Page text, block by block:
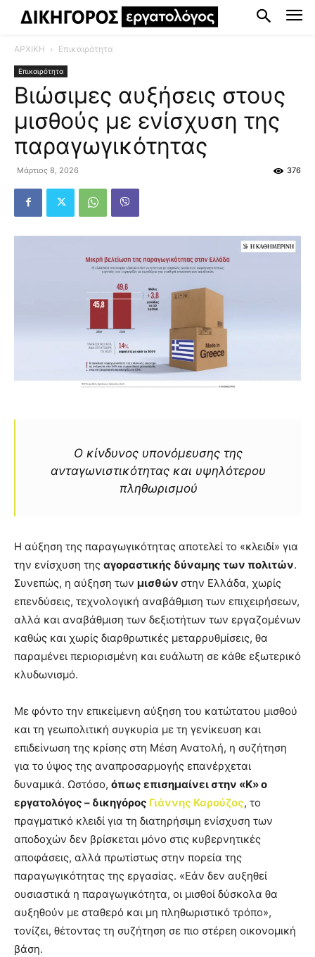
ΑΡΧΙΚΗ Επικαιρότητα
Επικαιρότητα
Βιώσιμες αυξήσεις στους
μισθούς με ενίσχυση της
παραγωγικότητας
Μάρτιος 8, 2026 376
Ο κίνδυνος υπονόμευσης της
ανταγωνιστικότητας και υψηλότερου
πληθωρισμού
Η αύξηση της παραγωγικότητας αποτελεί το «κλειδί» για
την ενίσχυση της αγοραστικής δύναμης των πολιτών.
Συνεπώς, η αύξηση των μισθών στην Ελλάδα, χωρίς
επενδύσεις, τεχνολογική αναβάθμιση των επιχειρήσεων,
αλλά και αναβάθμιση των δεξιοτήτων των εργαζομένων
καθώς και χωρίς διαρθρωτικές μεταρρυθμίσεις, θα
παραμένει περιορισμένη και ευάλωτη σε κάθε εξωτερικό
κλυδωνισμό.
Με φόντο την επικείμενη αύξηση του κατώτατου μισθού
και τη γεωπολιτική συγκυρία με τη γενίκευση και
επιδείνωση της κρίσης στη Μέση Ανατολή, η συζήτηση
για το ύψος της αναπροσαρμογής επανέρχεται
δυναμικά. Ωστόσο, όπως επισημαίνει στην «Κ» ο
εργατολόγος – δικηγόρος Γιάννης Καρούζος, το
πραγματικό κλειδί για τη διατηρήσιμη ενίσχυση των
αποδοχών δεν βρίσκεται μόνο στις κυβερνητικές
αποφάσεις, αλλά πρωτίστως στην πορεία της
παραγωγικότητας της εργασίας. «Εάν δεν αυξηθεί
ουσιαστικά η παραγωγικότητα, οι μισθοί δύσκολα θα
αυξηθούν με σταθερό και μη πληθωριστικό τρόπο»,
τονίζει, θέτοντας τη συζήτηση σε πιο στέρεη οικονομική
βάση.